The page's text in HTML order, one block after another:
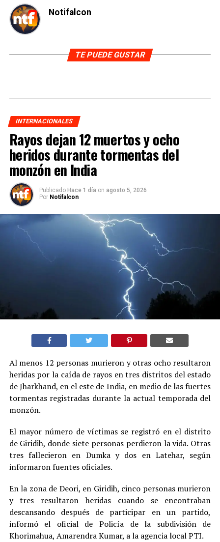
Notifalcon
TE PUEDE GUSTAR
INTERNACIONALES
Rayos dejan 12 muertos y ocho
heridos durante tormentas del
monzón en India
Publicado Hace 1 día on agosto 5, 2026
Por Notifalcon
Al menos 12 personas murieron y otras ocho resultaron
heridas por la caída de rayos en tres distritos del estado
de Jharkhand, en el este de India, en medio de las fuertes
tormentas registradas durante la actual temporada del
monzón.
El mayor número de víctimas se registró en el distrito
de Giridih, donde siete personas perdieron la vida. Otras
tres fallecieron en Dumka y dos en Latehar, según
informaron fuentes oficiales.
En la zona de Deori, en Giridih, cinco personas murieron
y tres resultaron heridas cuando se encontraban
descansando después de participar en un partido,
informó el oficial de Policía de la subdivisión de
Khorimahua, Amarendra Kumar, a la agencia local PTI.